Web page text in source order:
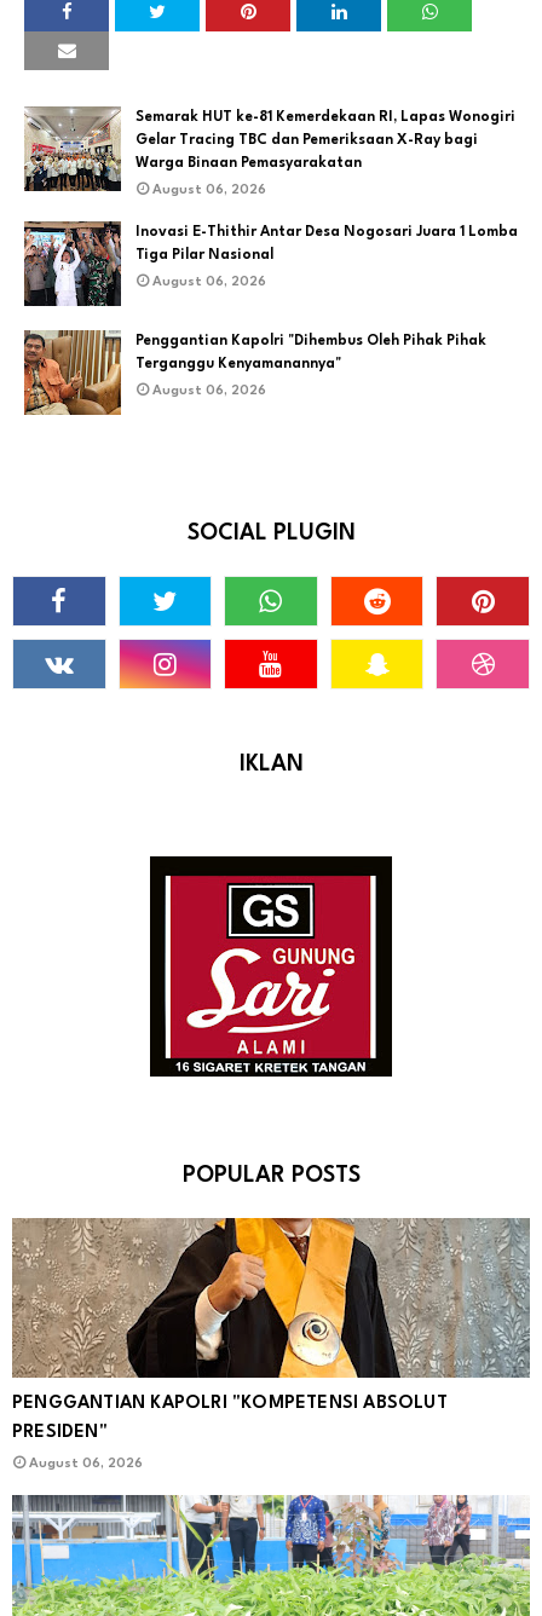
Semarak HUT ke-81 Kemerdekaan RI, Lapas Wonogiri
Gelar Tracing TBC dan Pemeriksaan X-Ray bagi
Warga Binaan Pemasyarakatan
August 06, 2026
Inovasi E-Thithir Antar Desa Nogosari Juara 1 Lomba
Tiga Pilar Nasional
August 06, 2026
Penggantian Kapolri "Dihembus Oleh Pihak Pihak
Terganggu Kenyamanannya"
August 06, 2026
SOCIAL PLUGIN
IKLAN
POPULAR POSTS
PENGGANTIAN KAPOLRI "KOMPETENSI ABSOLUT
PRESIDEN"
August 06, 2026